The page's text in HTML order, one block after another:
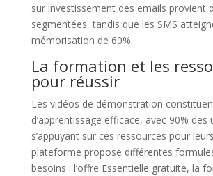
sur investissement des emails provient
segmentées, tandis que les SMS
mémorisation de 60%.
La formation et les
pour réussir
Les vidéos de démonstration
d’apprentissage efficace, avec 90% des
s’appuyant sur ces ressources pour
plateforme propose différentes
besoins : l’offre Essentielle gratuite, la